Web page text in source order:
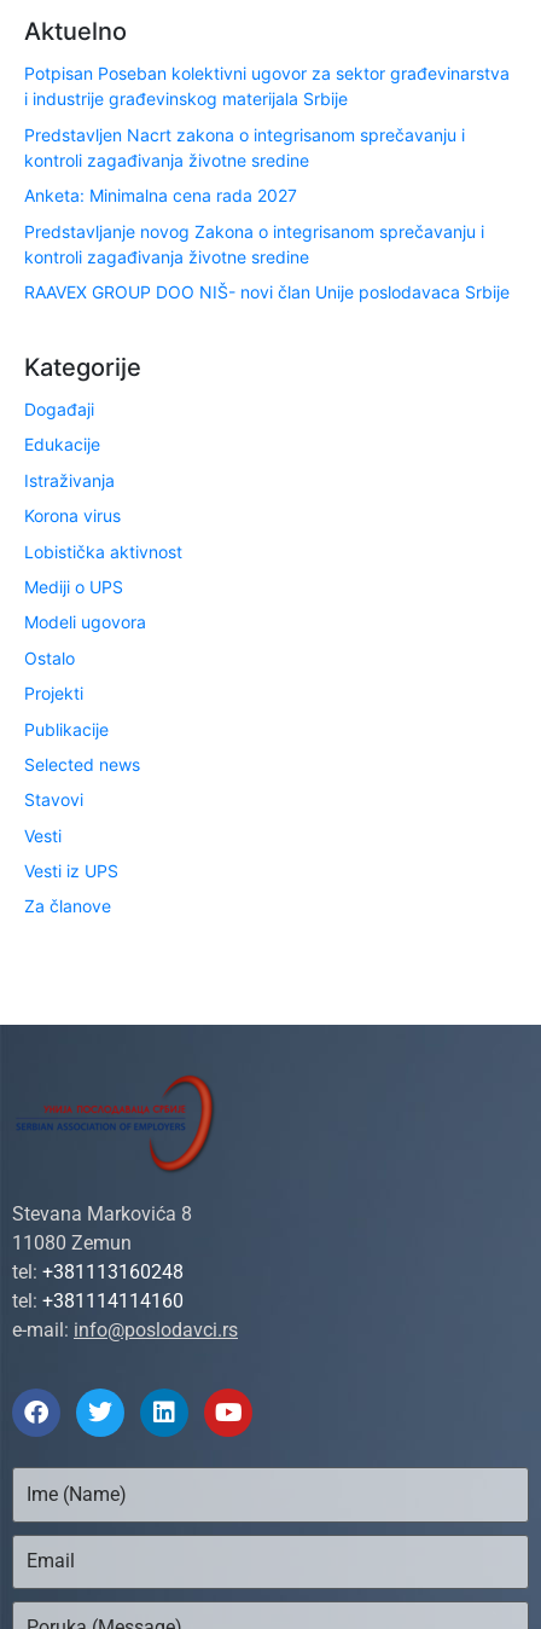
Aktuelno
Potpisan Poseban kolektivni ugovor za sektor građevinarstva
i industrije građevinskog materijala Srbije
Predstavljen Nacrt zakona o integrisanom sprečavanju i
kontroli zagađivanja životne sredine
Anketa: Minimalna cena rada 2027
Predstavljanje novog Zakona o integrisanom sprečavanju i
kontroli zagađivanja životne sredine
RAAVEX GROUP DOO NIŠ- novi član Unije poslodavaca Srbije
Kategorije
Događaji
Edukacije
Istraživanja
Korona virus
Lobistička aktivnost
Mediji o UPS
Modeli ugovora
Ostalo
Projekti
Publikacije
Selected news
Stavovi
Vesti
Vesti iz UPS
Za članove
Stevana Markovića 8
11080 Zemun
tel: +381113160248
tel: +381114114160
e-mail: info@poslodavci.rs